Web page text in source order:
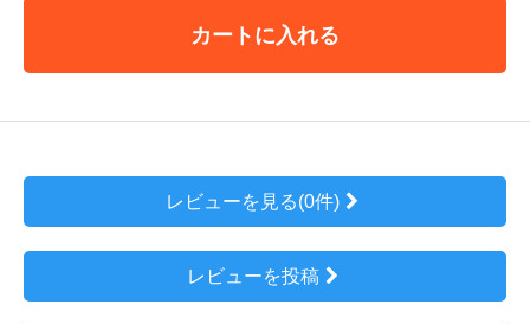
カートに入れる
レビューを見る(0件)
レビューを投稿